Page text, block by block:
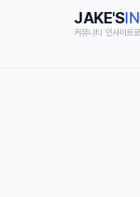
JAKE'S
커뮤니티 인사이트